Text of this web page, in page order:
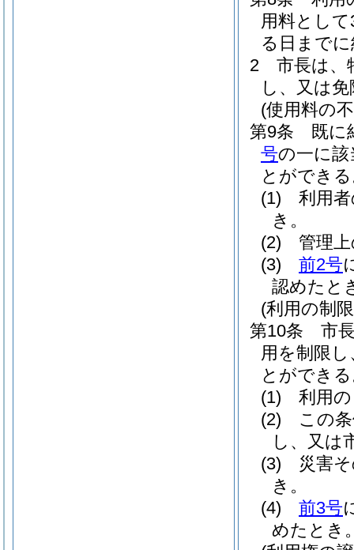
用料とし
る日まで
2
市長は、
し、又は
(使用料の
第9条
既に
号の一に
とができ
(1)
利用
き。
(2)
管理
(3)
前2号
認めたと
(利用の制
第10条
市
用を制限
とができ
(1)
利用
(2)
この
し、又は
(3)
災害
き。
(4)
前3号
めたとき